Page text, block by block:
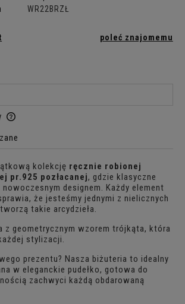
WR22BRZŁ
poleć znajomemu
ewentualnych kosztów płatności
kolekcję ręcznie robionej
pr.925 pozłacanej, gdzie klasyczne
designem. Każdy element
że jesteśmy jednymi z nielicznych
takie arcydzieła.
z geometrycznym wzorem trójkąta, która
stylizacji.
prezentu? Nasza biżuteria to idealny
w eleganckie pudełko, gotowa do
zachwyci każdą obdarowaną